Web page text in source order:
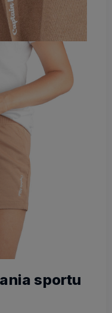
sportu